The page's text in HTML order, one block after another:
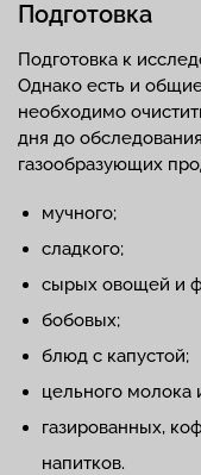
Подготовка
Подготовка к
Однако есть и
необходимо
дня до
газообразующих
мучного;
сладкого;
сырых овощей и
бобовых;
блюд с капустой;
цельного молока
газированных,
напитков.